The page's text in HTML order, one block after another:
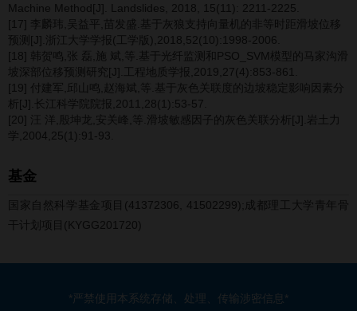
Machine Method[J]. Landslides, 2018, 15(11): 2211-2225.
[17] 李麟玮,吴益平,苗发盛.基于灰狼支持向量机的非等时距滑坡位移
预测[J].浙江大学学报(工学版),2018,52(10):1998-2006.
[18] 韩贺鸣,张 磊,施 斌,等.基于光纤监测和PSO_SVM模型的马家沟滑
坡深部位移预测研究[J].工程地质学报,2019,27(4):853-861.
[19] 付建军,邱山鸣,赵海斌,等.基于灰色关联度的边坡稳定影响因素分
析[J].长江科学院院报,2011,28(1):53-57.
[20] 汪 洋,殷坤龙,安关峰,等.滑坡敏感因子的灰色关联分析[J].岩土力
学,2004,25(1):91-93.
基金
国家自然科学基金项目(41372306, 41502299);成都理工大学青年骨
干计划项目(KYGG201720)
*严禁使用本系统存储、处理、传输涉密信息*